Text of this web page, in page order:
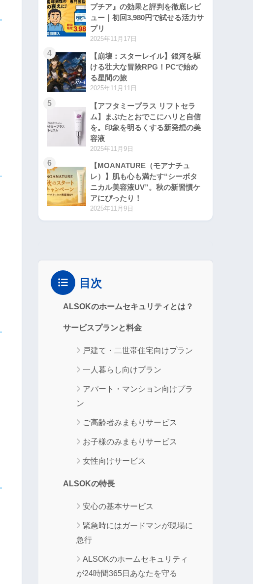
プチア』の効果と評判を徹底レビ
ュー｜初回3,980円で試せる活力サ
プリ
2025年11月17日
4
【崩壊：スターレイル】銀河を駆
ける壮大な冒険RPG！PCで始め
る星間の旅
2025年11月11日
5
【アフタミープラス リフトセラ
ム】まぶたとおでこにハリと自信
を。印象を明るくする新発想の美
容液
2025年11月9日
6
【MOANATURE（モアナチュ
レ）】肌も心も満たす“シーボタ
ニカル美容液UV”。秋の新習慣ケ
アにぴったり！
2025年11月9日
目次
ALSOKのホームセキュリティとは？
サービスプランと料金
戸建て・二世帯住宅向けプラン
一人暮らし向けプラン
アパート・マンション向けプラ
ン
ご高齢者みまもりサービス
お子様のみまもりサービス
女性向けサービス
ALSOKの特長
安心の基本サービス
緊急時にはガードマンが現場に
急行
ALSOKのホームセキュリティ
が24時間365日あなたを守る